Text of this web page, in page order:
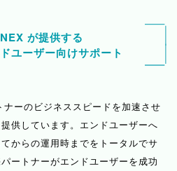
ja-jp/customers/story/2463
告書などの紙文書が不要とな
業者や営業担当者からの問い
use-hybrid-cloud/
迅速な開発とインフラコス
が提供する
ユーザー向けサポート
ーのビジネススピードを加速させ
供しています。 エンドユーザーへ
からの運用時までをトータルでサ
ートナーがエンドユーザーを成功